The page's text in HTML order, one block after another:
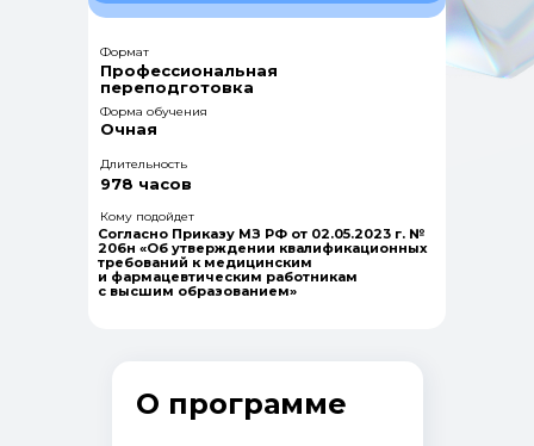
Форма обучения
Очная
Длительность
978 часов
Согласно Приказу МЗ РФ от 02.05.2023 г. №
206н «Об утверждении квалификационных
требований к медицинским
и фармацевтическим работникам
с высшим образованием»
Кому подойдет
Профессиональная
переподготовка
Формат
О программе